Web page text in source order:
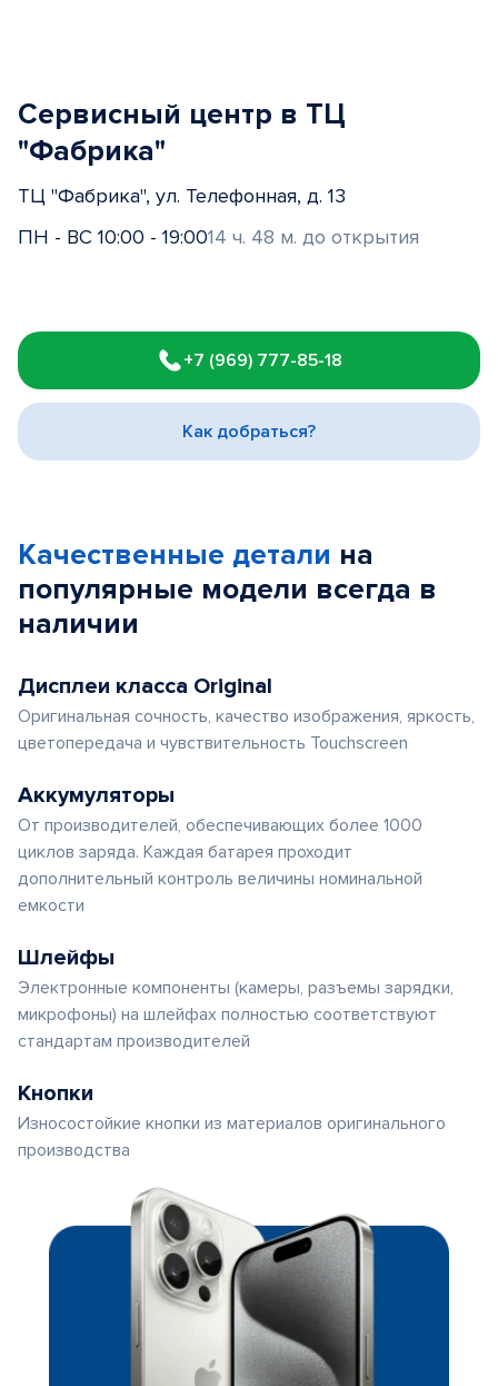
Сервисный центр в ТЦ
"Фабрика"
ТЦ "Фабрика", ул. Телефонная, д. 13
ПН - ВС 10:00 - 19:0014 ч. 48 м. до открытия
1
of
3
+7 (969) 777-85-18
Как добраться?
Качественные детали на
популярные модели всегда в
наличии
Дисплеи класса Original
Оригинальная сочность, качество изображения, яркость,
цветопередача и чувствительность Touchscreen
Аккумуляторы
От производителей, обеспечивающих более 1000
циклов заряда. Каждая батарея проходит
дополнительный контроль величины номинальной
емкости
Шлейфы
Электронные компоненты (камеры, разъемы зарядки,
микрофоны) на шлейфах полностью соответствуют
стандартам производителей
Кнопки
Износостойкие кнопки из материалов оригинального
производства